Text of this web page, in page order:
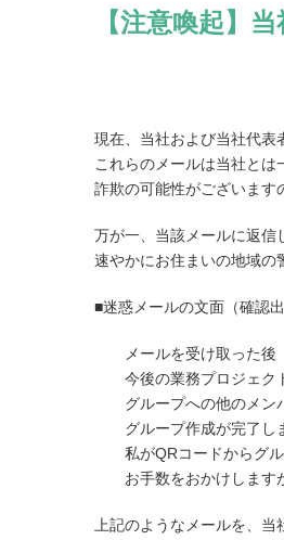
【注意喚起】
現在、当社および当社代表
これらのメールは当社とは
詐欺の可能性がございます
万が一、当該メールに返信
速やかにお住まいの地域の
■迷惑メールの文面（確認
メールを受け取った後
今後の業務プロジェクト
グループへの他のメンバ
グループ作成が完了しま
私がQRコードからグル
お手数をおかけしますが
上記のようなメールを、